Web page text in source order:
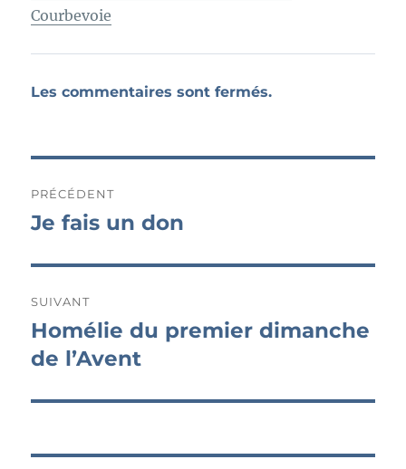
Courbevoie
Les commentaires sont fermés.
de
PRÉCÉDENT
Publication
Je fais un don
SUIVANT
Publication
suivante :
Homélie du premier dimanche
de l’Avent